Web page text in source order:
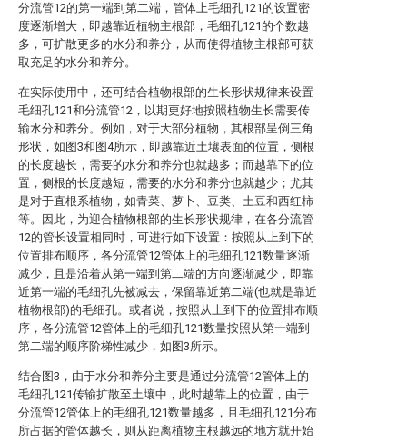
分流管12的第一端到第二端，管体上毛细孔121的设置密
度逐渐增大，即越靠近植物主根部，毛细孔121的个数越
多，可扩散更多的水分和养分，从而使得植物主根部可获
取充足的水分和养分。
在实际使用中，还可结合植物根部的生长形状规律来设置
毛细孔121和分流管12，以期更好地按照植物生长需要传
输水分和养分。例如，对于大部分植物，其根部呈倒三角
形状，如图3和图4所示，即越靠近土壤表面的位置，侧根
的长度越长，需要的水分和养分也就越多；而越靠下的位
置，侧根的长度越短，需要的水分和养分也就越少；尤其
是对于直根系植物，如青菜、萝卜、豆类、土豆和西红柿
等。因此，为迎合植物根部的生长形状规律，在各分流管
12的管长设置相同时，可进行如下设置：按照从上到下的
位置排布顺序，各分流管12管体上的毛细孔121数量逐渐
减少，且是沿着从第一端到第二端的方向逐渐减少，即靠
近第一端的毛细孔先被减去，保留靠近第二端(也就是靠近
植物根部)的毛细孔。或者说，按照从上到下的位置排布顺
序，各分流管12管体上的毛细孔121数量按照从第一端到
第二端的顺序阶梯性减少，如图3所示。
结合图3，由于水分和养分主要是通过分流管12管体上的
毛细孔121传输扩散至土壤中，此时越靠上的位置，由于
分流管12管体上的毛细孔121数量越多，且毛细孔121分布
所占据的管体越长，则从距离植物主根越远的地方就开始